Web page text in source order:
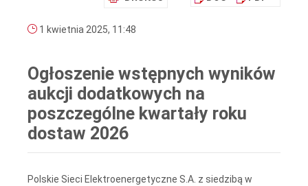
1 kwietnia 2025, 11:48
Ogłoszenie wstępnych wyników
aukcji dodatkowych na
poszczególne kwartały roku
dostaw 2026
Polskie Sieci Elektroenergetyczne S.A. z siedzibą w